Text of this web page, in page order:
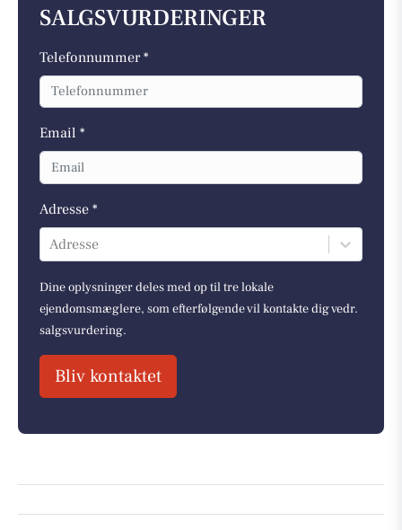
SALGSVURDERINGER
Telefonnummer *
Email *
Adresse *
Adresse
Dine oplysninger deles med op til tre lokale
ejendomsmæglere, som efterfølgende vil kontakte dig vedr.
salgsvurdering.
Bliv kontaktet